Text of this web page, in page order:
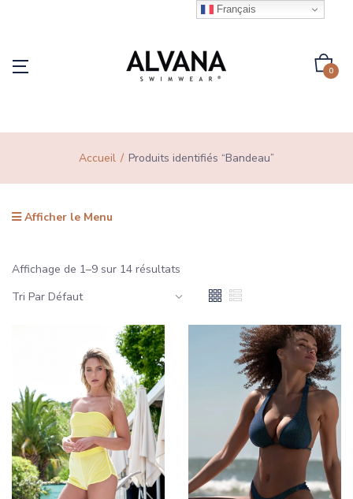
0
Accueil Produits identifiés “Bandeau”
Afficher le Menu
Affichage de 1–9 sur 14 résultats
Français